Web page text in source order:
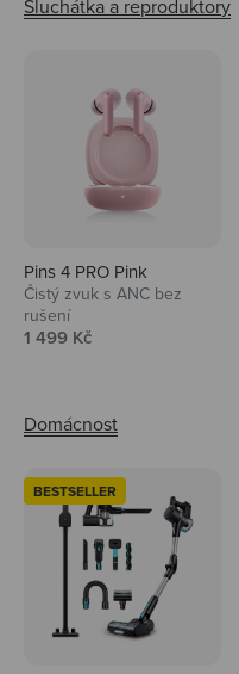
Pins 4 PRO Pink
Čistý zvuk s ANC bez
rušení
Prodejní cena
1 499 Kč
BESTSELLER